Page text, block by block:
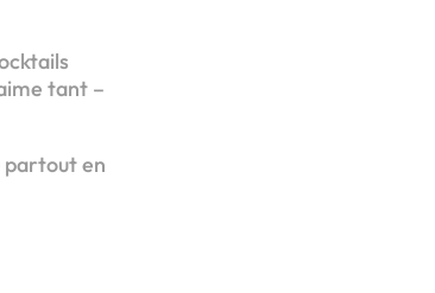
tant –
partout en